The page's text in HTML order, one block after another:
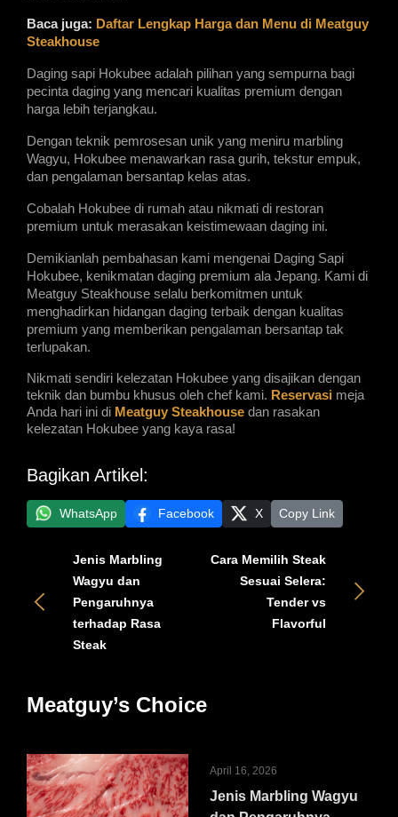
Baca juga: Daftar Lengkap Harga dan Menu di Meatguy
Steakhouse
Daging sapi Hokubee adalah pilihan yang sempurna bagi
pecinta daging yang mencari kualitas premium dengan
harga lebih terjangkau.
Dengan teknik pemrosesan unik yang meniru marbling
Wagyu, Hokubee menawarkan rasa gurih, tekstur empuk,
dan pengalaman bersantap kelas atas.
Cobalah Hokubee di rumah atau nikmati di restoran
premium untuk merasakan keistimewaan daging ini.
Demikianlah pembahasan kami mengenai Daging Sapi
Hokubee, kenikmatan daging premium ala Jepang. Kami di
Meatguy Steakhouse selalu berkomitmen untuk
menghadirkan hidangan daging terbaik dengan kualitas
premium yang memberikan pengalaman bersantap tak
terlupakan.
Nikmati sendiri kelezatan Hokubee yang disajikan dengan
teknik dan bumbu khusus oleh chef kami. Reservasi meja
Anda hari ini di Meatguy Steakhouse dan rasakan
kelezatan Hokubee yang kaya rasa!
Bagikan Artikel:
WhatsApp Facebook X Copy Link
Jenis Marbling
Wagyu dan
Pengaruhnya
terhadap Rasa
Steak
Cara Memilih Steak
Sesuai Selera:
Tender vs
Flavorful
Meatguy’s Choice
April 16, 2026
Jenis Marbling Wagyu